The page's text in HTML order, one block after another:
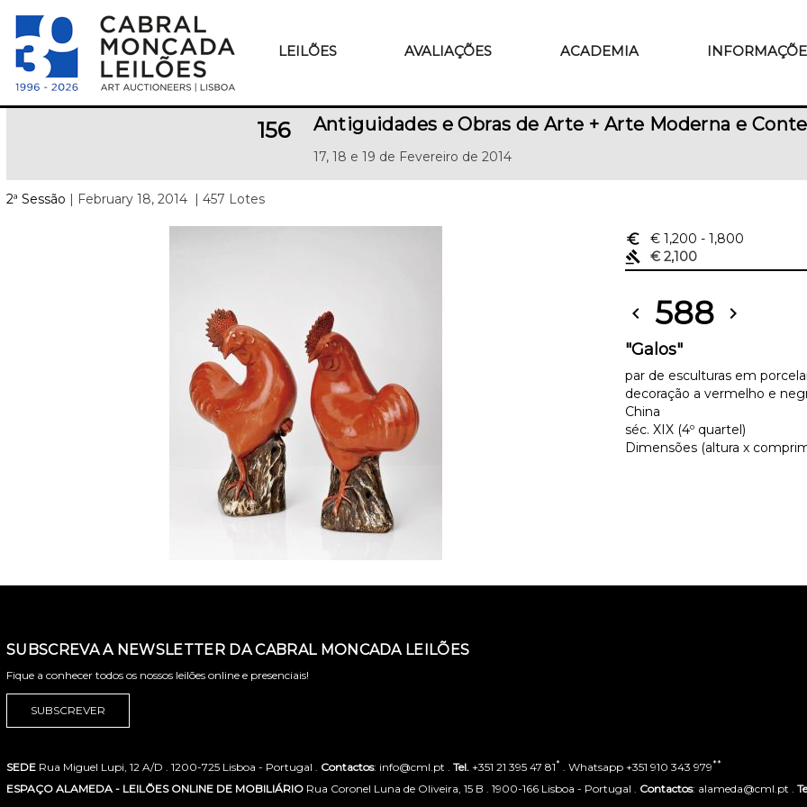
LEILÕES AVALIAÇÕES ACADEMIA
156 Antiguidades e Obras de Arte + Arte Moderna e
17, 18 e 19 de Fevereiro de 2014
2ª Sessão | February 18, 2014 | 457 Lotes
euro_symbol € 1,200 - 1,800
gavel
€ 2,100
chevron_left 588 chevron_right
"Galos"
par de esculturas em
decoração a vermelho e
China
séc. XIX (4º quartel)
Dimensões (altura x
SUBSCREVA A NEWSLETTER DA CABRAL MONCADA LEILÕES
Fique a conhecer todos os nossos leilões online e presenciais!
SUBSCREVER
SEDE Rua Miguel Lupi, 12 A/D . 1200-725 Lisboa - Portugal . Contactos: info@cml.pt . Tel. +351 21 395 47 81* . Whatsapp +351 910 343 979**
ESPAÇO ALAMEDA - LEILÕES ONLINE DE MOBILIÁRIO Rua Coronel Luna de Oliveira, 15 B . 1900-166 Lisboa - Portugal . Contactos: alameda@cml.pt .